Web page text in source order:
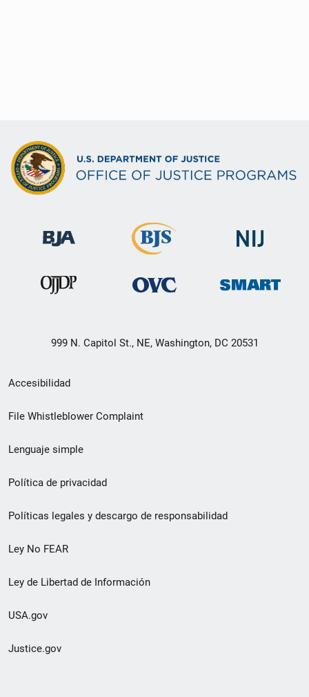
999 N. Capitol St., NE, Washington, DC 20531
Menú
de
de
pie
de
página
Accesibilidad
File Whistleblower Complaint
Lenguaje simple
Política de privacidad
Políticas legales y descargo de responsabilidad
Ley No FEAR
Ley de Libertad de Información
USA.gov
Justice.gov